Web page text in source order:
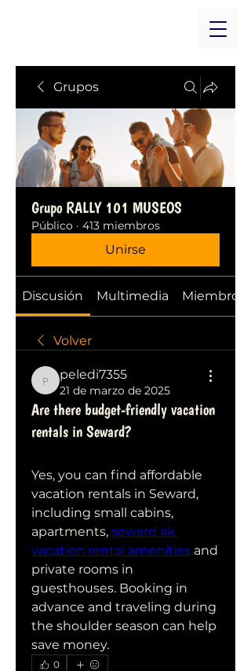
Grupos
Grupo RALLY 101 MUSEOS
Público · 413 miembros
Unirse
Discusión Multimedia Miembros
Volver
peledi7355
peledi7355
21 de marzo de 2025
Are there budget-friendly vacation
rentals in Seward?
Yes, you can find affordable
vacation rentals in Seward,
including small cabins,
apartments, seward ak
vacation rental amenities and
private rooms in
guesthouses. Booking in
advance and traveling during
the shoulder season can help
save money.
0